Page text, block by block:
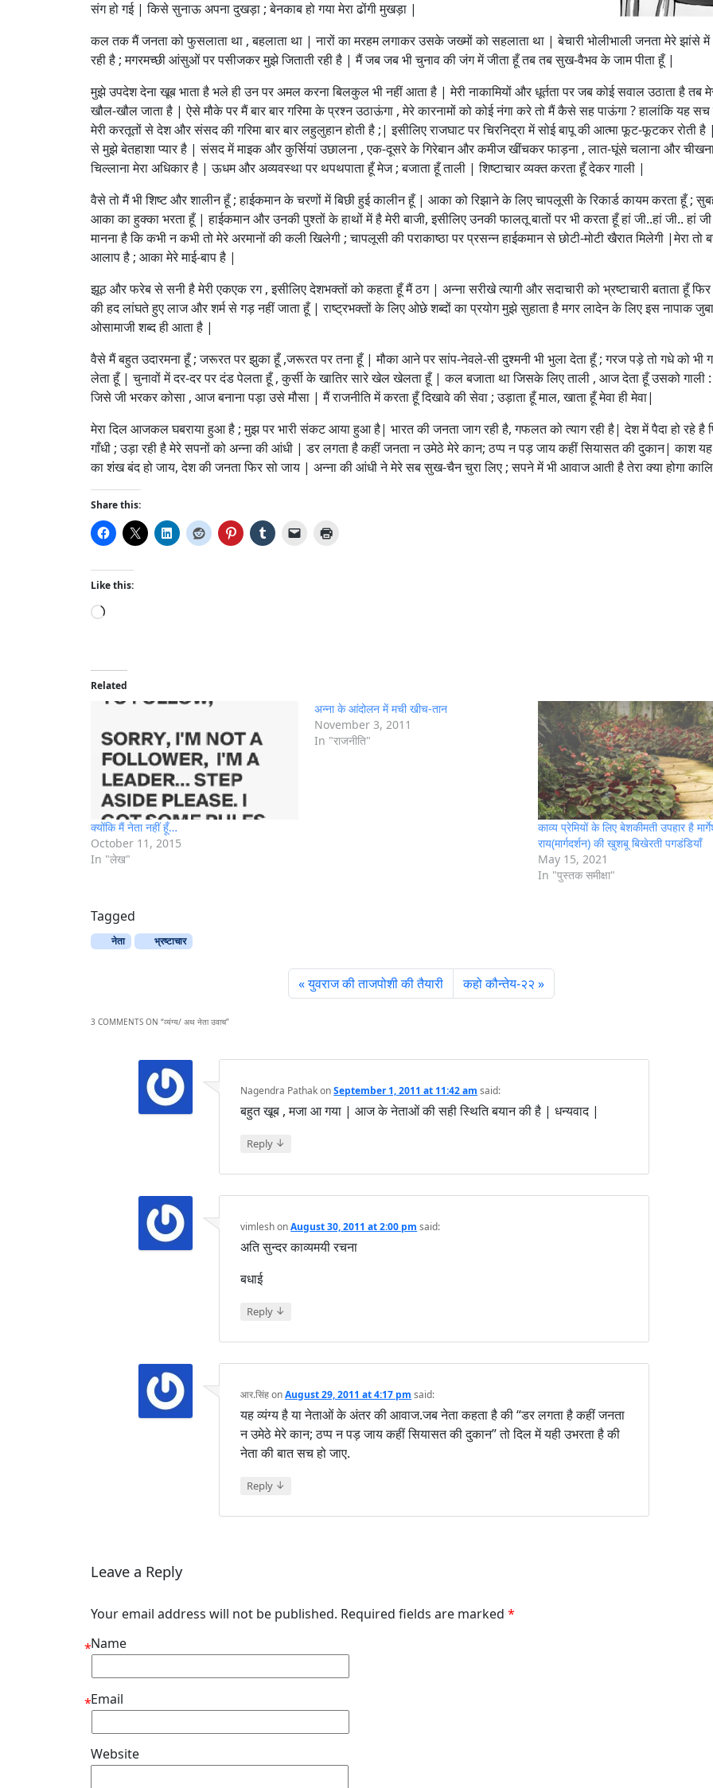
संग हो गई | किसे सुनाऊ अपना दुखड़ा ; बेनकाब हो गया मेरा ढोंगी मुखड़ा |
कल तक मैं जनता को फुसलाता था , बहलाता था | नारों का मरहम लगाकर उसके जख्मों को सहलाता था | बेचारी भोलीभाली जनता मेरे झांसे
रही है ; मगरमच्छी आंसुओं पर पसीजकर मुझे जिताती रही है | मैं जब जब भी चुनाव की जंग में जीता हूँ तब तब सुख-वैभव के जाम पीता हूँ |
मुझे उपदेश देना खूब भाता है भले ही उन पर अमल करना बिलकुल भी नहीं आता है | मेरी नाकामियों और धूर्तता पर जब कोई सवाल उठाता है तब
खौल-खौल जाता है | ऐसे मौके पर मैं बार बार गरिमा के प्रश्न उठाऊंगा , मेरे कारनामों को कोई नंगा करे तो मैं कैसे सह पाऊंगा ? हालांकि यह
मेरी करतूतों से देश और संसद की गरिमा बार बार लहुलुहान होती है ;| इसीलिए राजघाट पर चिरनिद्रा में सोई बापू की आत्मा फूट-फूटकर रोती है
से मुझे बेतहाशा प्यार है | संसद में माइक और कुर्सियां उछालना , एक-दूसरे के गिरेबान और कमीज खींचकर फाड़ना , लात-घूंसे चलाना और
चिल्लाना मेरा अधिकार है | ऊधम और अव्यवस्था पर थपथपाता हूँ मेज ; बजाता हूँ ताली | शिष्टाचार व्यक्त करता हूँ देकर गाली |
वैसे तो मैं भी शिष्ट और शालीन हूँ ; हाईकमान के चरणों में बिछी हुई कालीन हूँ | आका को रिझाने के लिए चापलूसी के रिकार्ड कायम करता हूँ ;
आका का हुक्का भरता हूँ | हाईकमान और उनकी पुश्तों के हाथों में है मेरी बाजी, इसीलिए उनकी फालतू बातों पर भी करता हूँ हां जी..हां जी.. हां
मानना है कि कभी न कभी तो मेरे अरमानों की कली खिलेगी ; चापलूसी की पराकाष्ठा पर प्रसन्न हाईकमान से छोटी-मोटी खैरात मिलेगी |मेरा तो
आलाप है ; आका मेरे माई-बाप है |
झूठ और फरेब से सनी है मेरी एकएक रग , इसीलिए देशभक्तों को कहता हूँ मैं ठग | अन्ना सरीखे त्यागी और सदाचारी को भ्रष्टाचारी बताता हूँ फिर
की हद लांघते हुए लाज और शर्म से गड़ नहीं जाता हूँ | राष्ट्रभक्तों के लिए ओछे शब्दों का प्रयोग मुझे सुहाता है मगर लादेन के लिए इस नापाक
ओसामाजी शब्द ही आता है |
वैसे मैं बहुत उदारमना हूँ ; जरूरत पर झुका हूँ ,जरूरत पर तना हूँ | मौका आने पर सांप-नेवले-सी दुश्मनी भी भुला देता हूँ ; गरज पड़े तो गधे को भी
लेता हूँ | चुनावों में दर-दर पर दंड पेलता हूँ , कुर्सी के खातिर सारे खेल खेलता हूँ | कल बजाता था जिसके लिए ताली , आज देता हूँ उसको
जिसे जी भरकर कोसा , आज बनाना पड़ा उसे मौसा | मैं राजनीति में करता हूँ दिखावे की सेवा ; उड़ाता हूँ माल, खाता हूँ मेवा ही मेवा|
मेरा दिल आजकल घबराया हुआ है ; मुझ पर भारी संकट आया हुआ है| भारत की जनता जाग रही है, गफलत को त्याग रही है| देश में पैदा हो रहे है
गाँधी ; उड़ा रही है मेरे सपनों को अन्ना की आंधी | डर लगता है कहीं जनता न उमेठे मेरे कान; ठप्प न पड़ जाय कहीं सियासत की दुकान| काश
का शंख बंद हो जाय, देश की जनता फिर सो जाय | अन्ना की आंधी ने मेरे सब सुख-चैन चुरा लिए ; सपने में भी आवाज आती है तेरा क्या होगा
Share this:
Like this:
L
d
i
n
…
Related
क्योंकि मैं नेता नहीं हूँ…
October 11, 2015
In "लेख"
अन्ना के आंदोलन में मची खीच-तान
November 3, 2011
In "राजनीति"
काव्य प्रेमियों के लिए बेशकीमती उपहार है
राय(मार्गदर्शन) की खुशबू बिखेरती पगडंडियाँ
May 15, 2021
In "पुस्तक समीक्षा"
Tagged
नेता भ्रष्‍टाचार
युवराज की ताजपोशी की तैयारी कहो कौन्तेय-२२
3 COMMENTS ON “व्यंग्य/ अथ नेता उवाच”
Nagendra PathakonSeptember 1, 2011 at 11:42 am said:
बहुत खूब , मजा आ गया | आज के नेताओं की सही स्थिति बयान की है | धन्यवाद |
Reply ↓
vimleshonAugust 30, 2011 at 2:00 pm said:
अति सुन्दर काव्यमयी रचना
बधाई
Reply ↓
आर.सिंहonAugust 29, 2011 at 4:17 pm said:
यह व्यंग्य है या नेताओं के अंतर की आवाज.जब नेता कहता है की “डर लगता है कहीं जनता
न उमेठे मेरे कान; ठप्प न पड़ जाय कहीं सियासत की दुकान” तो दिल में यही उभरता है की
नेता की बात सच हो जाए.
Reply ↓
Leave a Reply
Your email address will not be published. Required fields are marked *
Name
*
Email
*
Website